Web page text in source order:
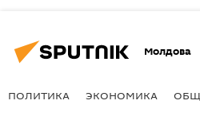
Молдова
ПОЛИТИКА ЭКОНОМИКА